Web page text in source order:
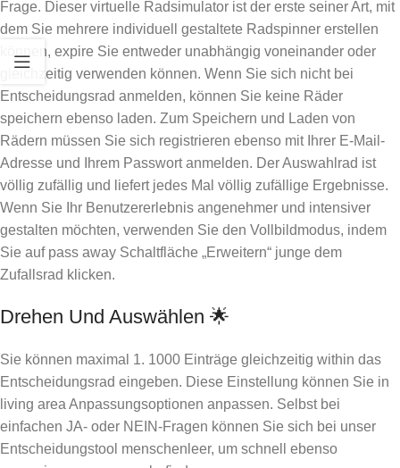
Frage. Dieser virtuelle Radsimulator ist der erste seiner Art, mit
dem Sie mehrere individuell gestaltete Radspinner erstellen
können, expire Sie entweder unabhängig voneinander oder
gleichzeitig verwenden können. Wenn Sie sich nicht bei
Entscheidungsrad anmelden, können Sie keine Räder
speichern ebenso laden. Zum Speichern und Laden von
Rädern müssen Sie sich registrieren ebenso mit Ihrer E-Mail-
Adresse und Ihrem Passwort anmelden. Der Auswahlrad ist
völlig zufällig und liefert jedes Mal völlig zufällige Ergebnisse.
Wenn Sie Ihr Benutzererlebnis angenehmer und intensiver
gestalten möchten, verwenden Sie den Vollbildmodus, indem
Sie auf pass away Schaltfläche „Erweitern“ junge dem
Zufallsrad klicken.
Drehen Und Auswählen 🌟
Sie können maximal 1. 1000 Einträge gleichzeitig within das
Entscheidungsrad eingeben. Diese Einstellung können Sie in
living area Anpassungsoptionen anpassen. Selbst bei
einfachen JA- oder NEIN-Fragen können Sie sich bei unser
Entscheidungstool menschenleer, um schnell ebenso